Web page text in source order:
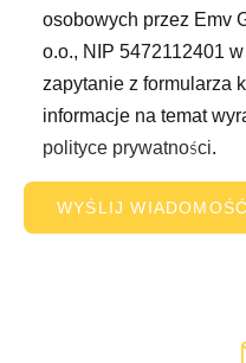
osobowych przez Emv
o.o., NIP 5472112401
zapytanie z formularza
informacje na temat
polityce prywatności.